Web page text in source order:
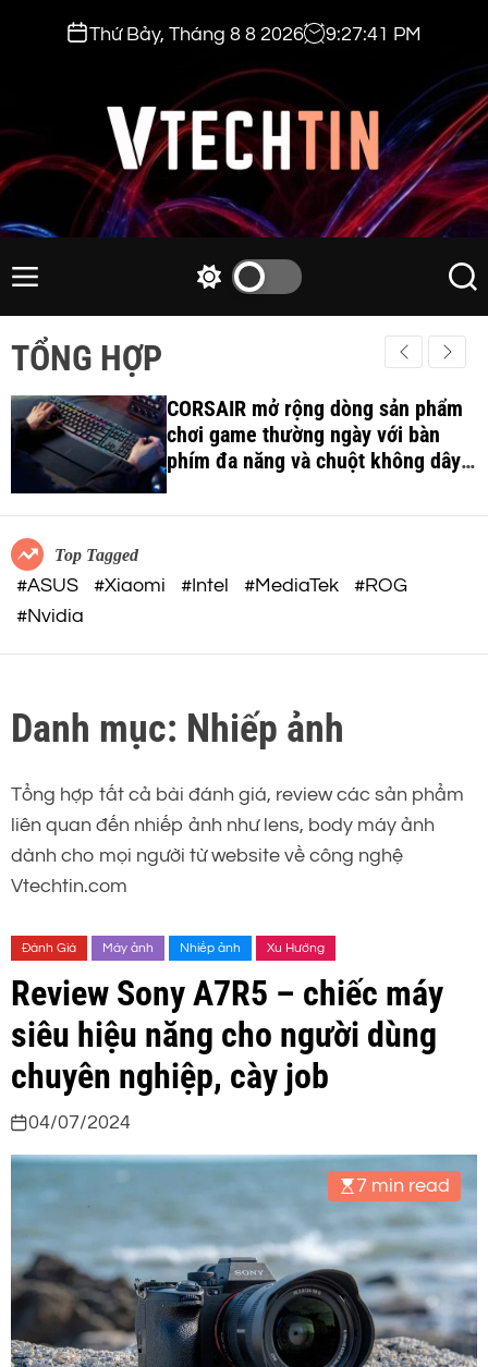
t
o
c
o
e
Thứ Bảy, Tháng 8 8 2026 9:27:42 PM
v
c
h
t
i
n
.
c
m
M
e
w
h
c
o
o
d
S
e
a
r
h
TỔNG HỢP
CORSAIR mở rộng dòng sản phẩm
chơi game thường ngày với bàn
phím đa năng và chuột không dây
công thái học
Top Tagged
#ASUS #Xiaomi #Intel #MediaTek
#ROG
#Nvidia
Danh mục: Nhiếp ảnh
Tổng hợp tất cả bài đánh giá, review các sản phẩm
liên quan đến nhiếp ảnh như lens, body máy ảnh
dành cho mọi người từ website về công nghệ
Vtechtin.com
Đánh Giá Máy ảnh Nhiếp ảnh Xu Hướng
Review Sony A7R5 – chiếc máy
siêu hiệu năng cho người dùng
chuyên nghiệp, cày job
04/07/2024
7 min read